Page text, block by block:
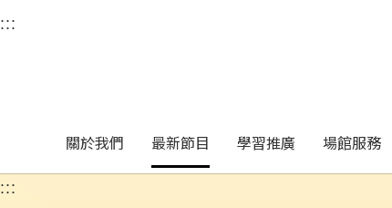
衛武營國家藝術文化中心
中央內容區塊，為本頁主要內容區。
:::
關於我們 最新節目 學習推廣 場館服務
:::